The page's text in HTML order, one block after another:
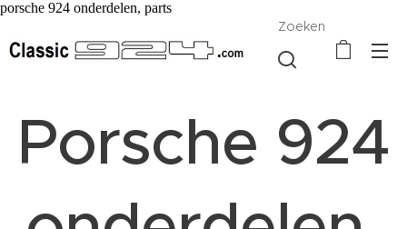
porsche 924 onderdelen, parts
Zoeken
Porsche 924